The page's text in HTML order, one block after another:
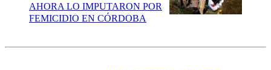
AHORA LO IMPUTARON POR
FEMICIDIO EN CÓRDOBA